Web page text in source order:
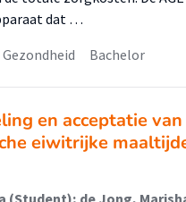
dat …
Gezondheid Bachelor
en acceptatie van
eiwitrijke